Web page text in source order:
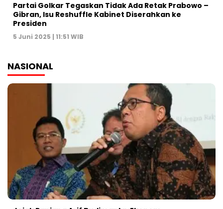
Partai Golkar Tegaskan Tidak Ada Retak Prabowo –
Gibran, Isu Reshuffle Kabinet Diserahkan ke
Presiden
5 Juni 2025 | 11:51 WIB
NASIONAL